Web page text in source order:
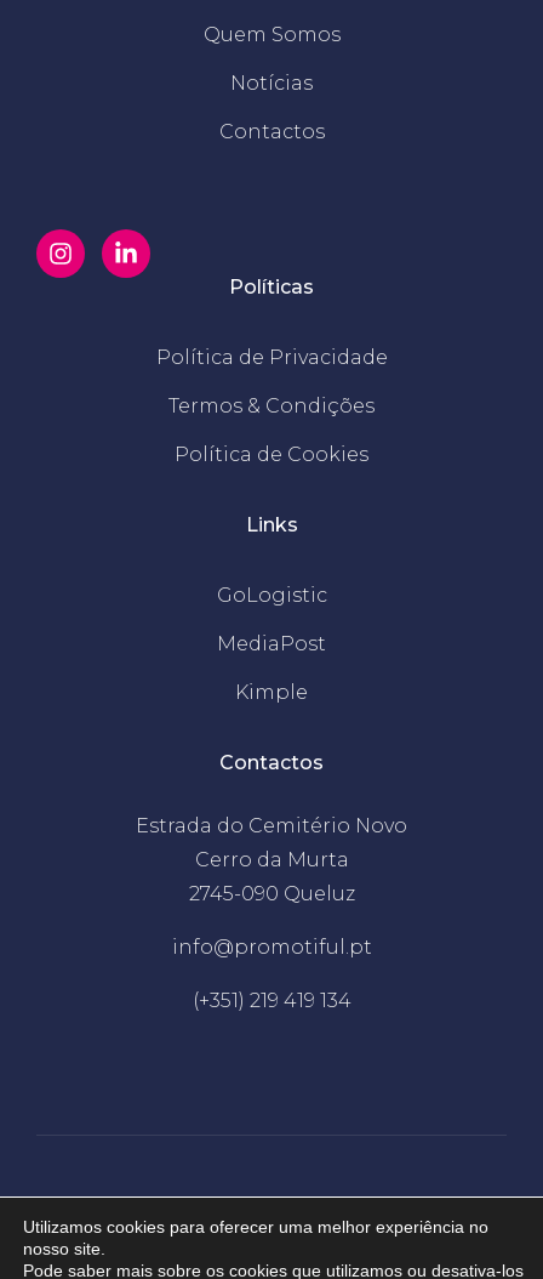
Quem Somos
Notícias
Contactos
Políticas
Política de Privacidade
Termos & Condições
Política de Cookies
Links
GoLogistic
MediaPost
Kimple
Contactos
Estrada do Cemitério Novo
Cerro da Murta
2745-090 Queluz
info@promotiful.pt
(+351) 219 419 134
Desenvolvido porEDC
Utilizamos cookies para oferecer uma melhor experiência no
nosso site.
Pode saber mais sobre os cookies que utilizamos ou desativa-los